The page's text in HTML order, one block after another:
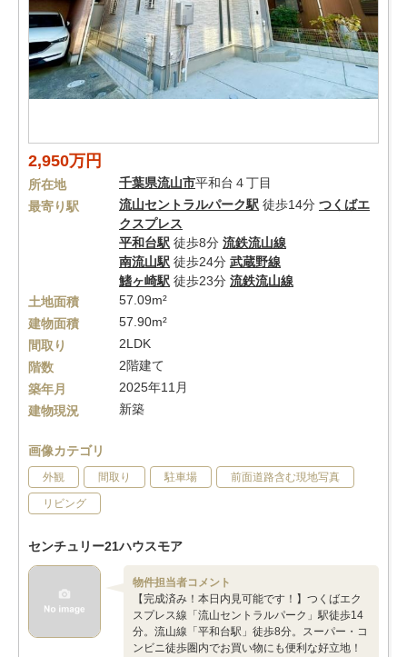
2,950万円
所在地 千葉県流山市平和台４丁目
最寄り駅
流山セントラルパーク駅 徒歩14分 つくばエ
クスプレス
平和台駅 徒歩8分 流鉄流山線
南流山駅 徒歩24分 武蔵野線
鰭ヶ崎駅 徒歩23分 流鉄流山線
土地面積
57.09m²
建物面積
57.90m²
間取り
2LDK
階数
2階建て
築年月
2025年11月
建物現況
新築
画像カテゴリ
外観 間取り 駐車場 前面道路含む現地写真
リビング
センチュリー21ハウスモア
物件担当者コメント
【完成済み！本日内見可能です！】つくばエク
スプレス線「流山セントラルパーク」駅徒歩14
分。流山線「平和台駅」徒歩8分。スーパー・コ
ンビニ徒歩圏内でお買い物にも便利な好立地！